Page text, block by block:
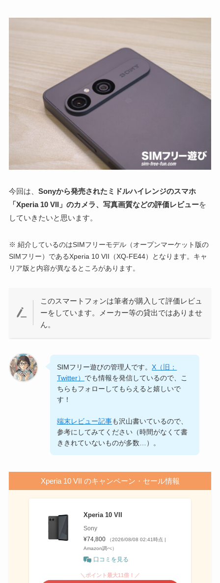
今回は、 Sonyから発売されたミドルハイレンジのスマホ
「Xperia 10 VII」 のカメラ、写真画質などの評価レビューを
していきたいと思います。
※ 紹介しているのはSIMフリーモデル（オープンマーケット版の
SIMフリー）であるXperia 10 VII（XQ-FE44）となります。キャ
リア版と内容が異なるところがあります。
このスマートフォンは筆者が購入して評価レビュ
ーをしています。メーカー等の貸出ではありませ
ん。
SIMフリー遊びの管理人です。X（旧：
Twitter） でも情報を発信しているので、こ
ちらもフォローしてもらえると嬉しいで
す！
端末レビュー記事も沢山書いているので、
参考にしてみてください（時間がなくて書
ききれていないものが多数…）。
Xperia 10 VII のキャンペーン・セール情報
Xperia 10 VII
Sony
¥74,800
（2026/08/08 02:41時点 |
Amazon調べ）
口コミを見る
＼ポイント最大11倍！／